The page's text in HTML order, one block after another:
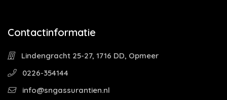
Contactinformatie
Lindengracht 25-27, 1716 DD, Opmeer
0226-354144
info@sngassurantien.nl